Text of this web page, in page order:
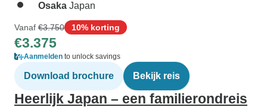
Osaka Japan
Vanaf €3.750 10% korting
€3.375
Aanmelden to unlock savings
Download brochure Bekijk reis
Heerlijk Japan – een familierondreis